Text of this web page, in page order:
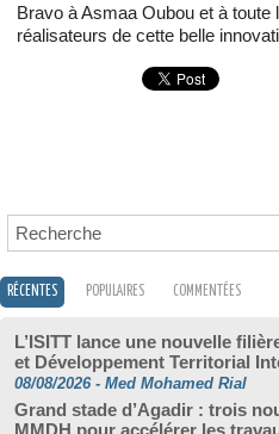
Bravo à Asmaa Oubou et à
réalisateurs de cette belle
RÉCENTES POPULAIRES COMMENTÉES
L’ISITT lance une nouvelle
et Développement Territorial
08/08/2026 - Med Mohamed Rial
Grand stade d’Agadir : trois
MMDH pour accélérer les